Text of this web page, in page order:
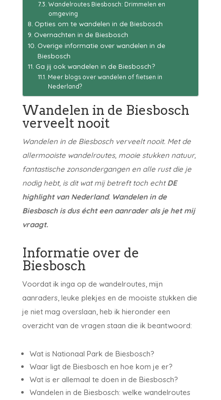
Wandelroutes Biesbosch: Drimmelen en
omgeving
Opties om te wandelen in de Biesbosch
Overnachten in de Biesbosch
Overige informatie over wandelen in de
Biesbosch
Ga jij ook wandelen in de Biesbosch?
Meer blogs over wandelen of fietsen in
Nederland?
Wandelen in de Biesbosch
verveelt nooit
Wandelen in de Biesbosch verveelt nooit. Met de
allermooiste wandelroutes, mooie stukken natuur,
fantastische zonsondergangen en alle rust die je
nodig hebt, is dit wat mij betreft toch echtDE
highlight van Nederland. Wandelen in de
Biesbosch is dus écht een aanrader als je het mij
vraagt.
Informatie over de
Biesbosch
Voordat ik inga op de wandelroutes, mijn
aanraders, leuke plekjes en de mooiste stukken die
je niet mag overslaan, heb ik hieronder een
overzicht van de vragen staan die ik beantwoord:
Wat is Nationaal Park de Biesbosch?
Waar ligt de Biesbosch en hoe kom je er?
Wat is er allemaal te doen in de Biesbosch?
Wandelen in de Biesbosch: welke wandelroutes